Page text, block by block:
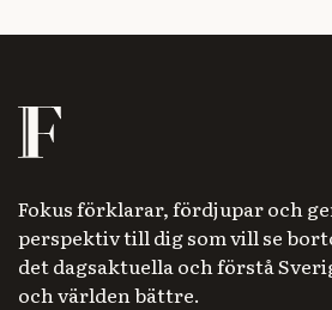
Fokus förklarar, fördjupar och
perspektiv till dig som vill se
det dagsaktuella och förstå
och världen bättre.